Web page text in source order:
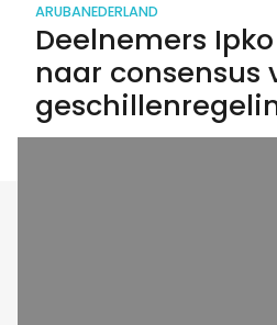
ARUBANEDERLAND
Deelnemers
naar consensus